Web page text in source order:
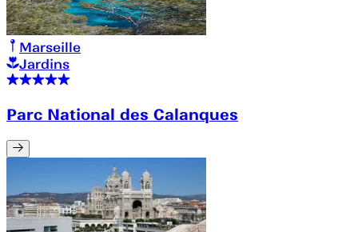
Marseille
Jardins
Parc National des Calanques